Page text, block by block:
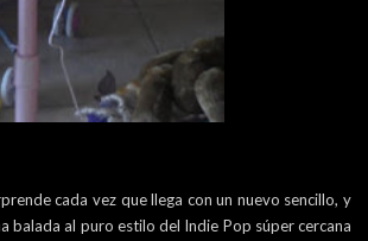
cada vez que llega con un nuevo sencillo, y
balada al puro estilo del Indie Pop súper cercana